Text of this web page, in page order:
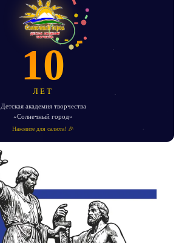
10
ЛЕТ
Детская академия творчества
«Солнечный город»
Нажмите для салюта! 🎉